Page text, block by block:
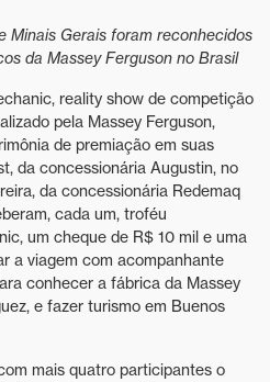
Minais Gerais foram reconhecidos
da Massey Ferguson no Brasil
reality show de competição
pela Massey Ferguson,
de premiação em suas
da concessionária Augustin, no
da concessionária Redemaq
cada um, troféu
um cheque de R$ 10 mil e uma
a viagem com acompanhante
conhecer a fábrica da Massey
e fazer turismo em Buenos
mais quatro participantes o